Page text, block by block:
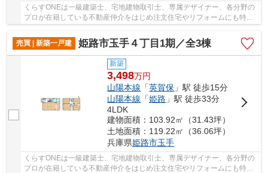
くらすONEは一級建築士、宅地建物取引士、専属デザイナー、各分野の
プロが在籍している不動産仲介をはじめ注文住宅やリフォームにも特化
売買 | 新築一戸建
姫路市玉手４丁目1期／全3棟
新築
3,498万円
山陽本線 「英賀保 」駅 徒歩15分
山陽本線 「姫路 」駅 徒歩33分
4LDK
建物面積：103.92㎡（31.43坪）
土地面積：119.22㎡（36.06坪）
兵庫県姫路市玉手
くらすONEは一級建築士、宅地建物取引士、専属デザイナー、各分野の
プロが在籍している不動産仲介をはじめ注文住宅やリフォームにも特化